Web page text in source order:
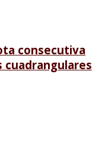
consecutiva
cuadrangulares